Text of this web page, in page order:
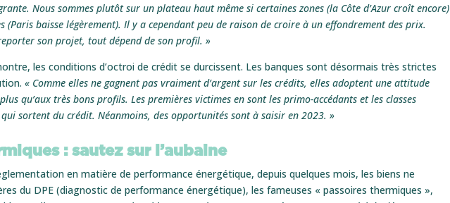
Nous sommes plutôt sur un plateau haut même si certaines zones (la Côte d’Azur croît encore)
(Paris baisse légèrement). Il y a cependant peu de raison de croire à un effondrement des prix.
son projet, tout dépend de son profil. »
les conditions d’octroi de crédit se durcissent. Les banques sont désormais très strictes
« Comme elles ne gagnent pas vraiment d’argent sur les crédits, elles adoptent une attitude
qu’aux très bons profils. Les premières victimes en sont les primo-accédants et les classes
sortent du crédit. Néanmoins, des opportunités sont à saisir en 2023. »
: sautez sur l’aubaine
en matière de performance énergétique, depuis quelques mois, les biens ne
du DPE (diagnostic de performance énergétique), les fameuses « passoires thermiques »,